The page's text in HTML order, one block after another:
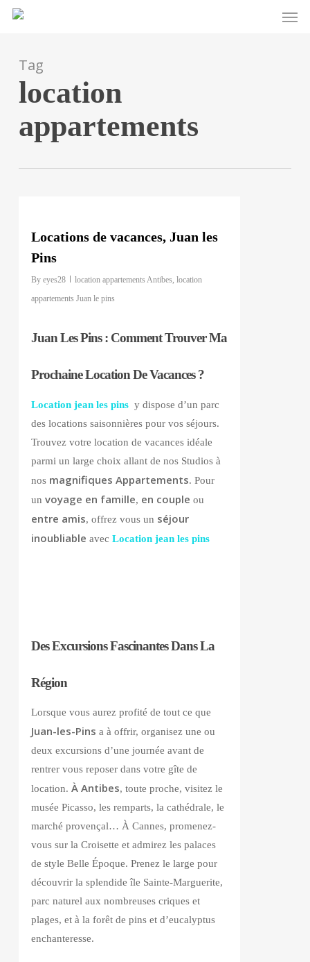
Skip
content
Menu
Tag
location
appartements
Locations de vacances, Juan les
Pins
By eyes28 location appartements Antibes, location
appartements Juan le pins
Juan Les Pins : Comment Trouver Ma
Prochaine Location De Vacances ?
Location jean les pinsy dispose d’un parc
des locations saisonnières pour vos séjours.
Trouvez votre location de vacances idéale
parmi un large choix allant de nos Studios à
nos magnifiques Appartements. Pour
un voyage en famille, en couple ou
entre amis, offrez vous un séjour
inoubliable avec Location jean les pins
Des Excursions Fascinantes Dans La
Région
Lorsque vous aurez profité de tout ce que
Juan-les-Pins a à offrir, organisez une ou
deux excursions d’une journée avant de
rentrer vous reposer dans votre gîte de
location. À Antibes, toute proche, visitez le
musée Picasso, les remparts, la cathédrale, le
marché provençal… À Cannes, promenez-
vous sur la Croisette et admirez les palaces
de style Belle Époque. Prenez le large pour
découvrir la splendide île Sainte-Marguerite,
parc naturel aux nombreuses criques et
plages, et à la forêt de pins et d’eucalyptus
enchanteresse.